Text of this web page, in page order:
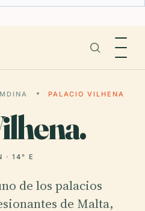
MDINA PALACIO VILHENA
· 14° E
de los palacios
de Malta,